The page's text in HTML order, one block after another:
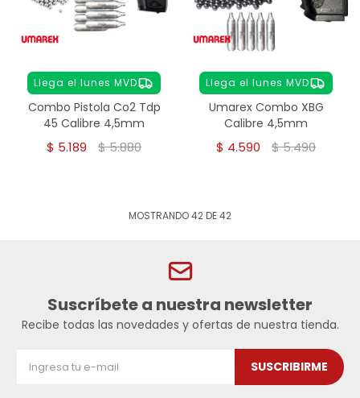
Llega el lunes MVD
Combo Pistola Co2 Tdp
45 Calibre 4,5mm
$ 5.189 $5.880
Llega el lunes MVD
Umarex Combo XBG
Calibre 4,5mm
$ 4.590 $5.490
MOSTRANDO42DE42
Suscríbete a nuestra newsletter
Recibe todas las novedades y ofertas de nuestra tienda.
SUSCRIBIRME